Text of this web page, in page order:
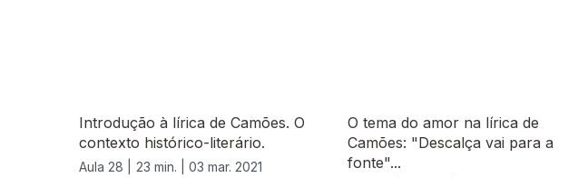
Introdução à lírica de Camões. O
contexto histórico-literário.
Aula 28 | 23 min. | 03 mar. 2021
O tema do amor na lírica de
Camões: "Descalça vai para a
fonte"...